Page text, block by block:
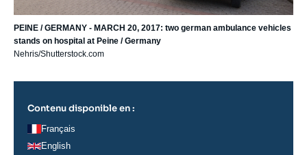
PEINE / GERMANY - MARCH 20, 2017: two german ambulance vehicles
stands on hospital at Peine / Germany
Nehris/Shutterstock.com
Contenu disponible en :
Français
English